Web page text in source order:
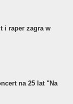
i raper zagra w
na 25 lat "Na